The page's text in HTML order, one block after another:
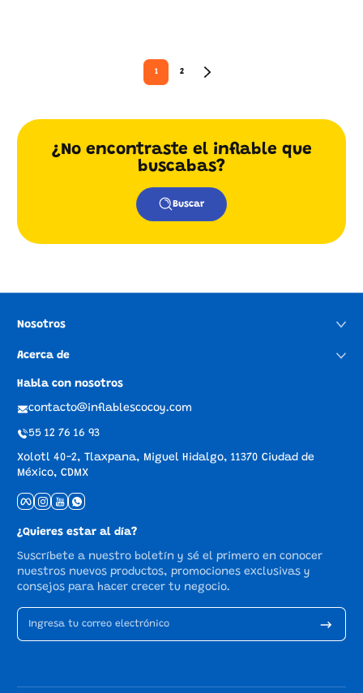
1 2
¿No encontraste el inflable que
buscabas?
Buscar
Nosotros
Acerca de
Habla con nosotros
contacto@inflablescocoy.com
55 12 76 16 93
Xolotl 40-2, Tlaxpana, Miguel Hidalgo, 11370 Ciudad de
México, CDMX
Facebook
Instagram
YouTubewhatsApp
¿Quieres estar al día?
Suscríbete a nuestro boletín y sé el primero en conocer
nuestros nuevos productos, promociones exclusivas y
consejos para hacer crecer tu negocio.
Ingresa tu correo electrónico